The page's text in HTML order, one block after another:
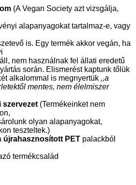
(A Vegan Society azt vizsgálja,
alapanyagokat tartalmaz-e, vagy
is. Egy termék akkor vegán, ha
nem használnak fel állati eredetű
során. Elismerést kaptunk tőlük
alkalommal is megnyertük ,,a
mentes, nem élelmiszer
szervezet (Termékeinket nem
olyan alapanyagokat,
teszteltek.)
újrahasznosított PET palackból
termékcsalád